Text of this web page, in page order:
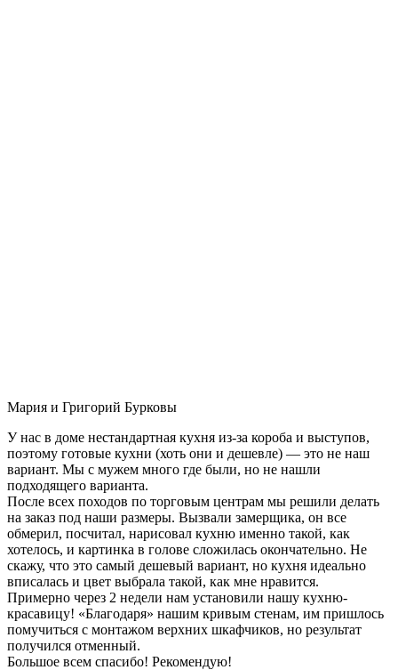
Мария и Григорий Бурковы
У нас в доме нестандартная кухня из-за короба и выступов,
поэтому готовые кухни (хоть они и дешевле) — это не наш
вариант. Мы с мужем много где были, но не нашли
подходящего варианта.
После всех походов по торговым центрам мы решили делать
на заказ под наши размеры. Вызвали замерщика, он все
обмерил, посчитал, нарисовал кухню именно такой, как
хотелось, и картинка в голове сложилась окончательно. Не
скажу, что это самый дешевый вариант, но кухня идеально
вписалась и цвет выбрала такой, как мне нравится.
Примерно через 2 недели нам установили нашу кухню-
красавицу! «Благодаря» нашим кривым стенам, им пришлось
помучиться с монтажом верхних шкафчиков, но результат
получился отменный.
Большое всем спасибо! Рекомендую!